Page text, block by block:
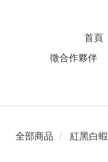
首頁
徵合作夥伴
全部商品 紅黑白蝦